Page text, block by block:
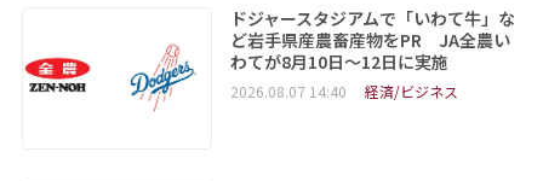
ドジャースタジアムで「いわて牛」な
ど岩手県産農畜産物をPR JA全農い
わてが8月10日～12日に実施
2026.08.07 14:40 経済/ビジネス